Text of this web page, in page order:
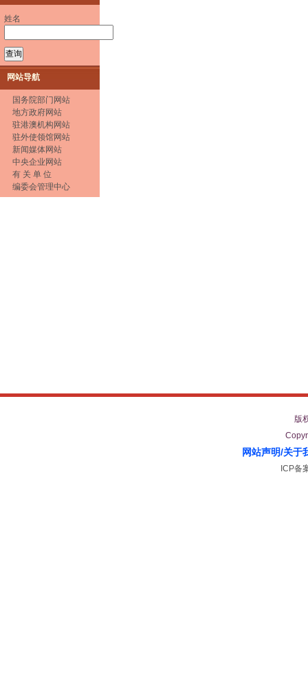
姓名
网站导航
国务院部门网站
地方政府网站
驻港澳机构网站
驻外使领馆网站
新闻媒体网站
中央企业网站
有 关 单 位
编委会管理中心
版
网站声明/关于
ICP备